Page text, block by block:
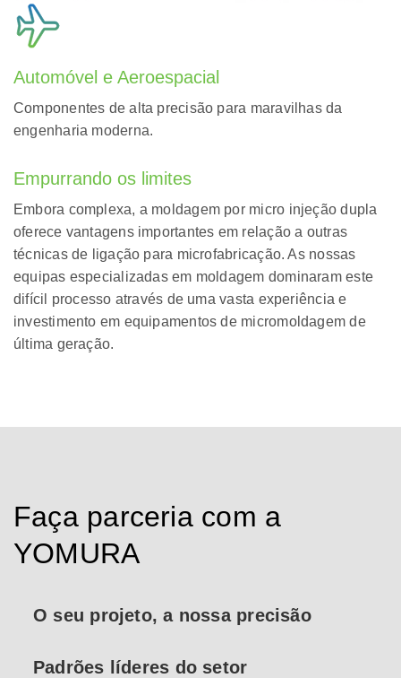
Automóvel e Aeroespacial
Componentes de alta precisão para maravilhas da
engenharia moderna.
Empurrando os limites
Embora complexa, a moldagem por micro injeção dupla
oferece vantagens importantes em relação a outras
técnicas de ligação para microfabricação. As nossas
equipas especializadas em moldagem dominaram este
difícil processo através de uma vasta experiência e
investimento em equipamentos de micromoldagem de
última geração.
Faça parceria com a
YOMURA
O seu projeto, a nossa precisão
Colabore com os nossos especialistas para
Padrões líderes do setor